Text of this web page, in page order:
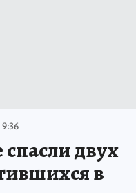
двух
в